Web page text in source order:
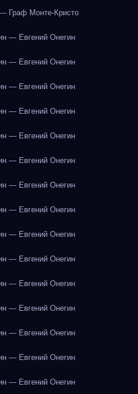
Граф Монте-Кристо
— Евгений Онегин
— Евгений Онегин
— Евгений Онегин
— Евгений Онегин
— Евгений Онегин
— Евгений Онегин
— Евгений Онегин
— Евгений Онегин
— Евгений Онегин
— Евгений Онегин
— Евгений Онегин
— Евгений Онегин
— Евгений Онегин
— Евгений Онегин
— Евгений Онегин